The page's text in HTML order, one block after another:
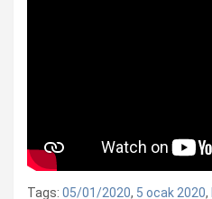
Tags: 05/01/2020, 5 ocak 2020,